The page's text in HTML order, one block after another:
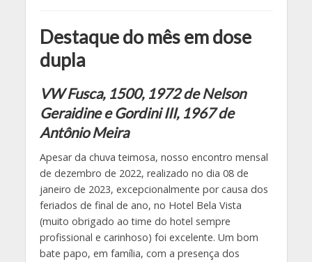
Destaque do mês em dose
dupla
VW Fusca, 1500, 1972 de Nelson
Geraidine e Gordini III, 1967de
Antônio Meira
Apesar da chuva teimosa, nosso encontro mensal
de dezembro de 2022, realizado no dia 08 de
janeiro de 2023, excepcionalmente por causa dos
feriados de final de ano, no Hotel Bela Vista
(muito obrigado ao time do hotel sempre
profissional e carinhoso) foi excelente. Um bom
bate papo, em família, com a presença dos